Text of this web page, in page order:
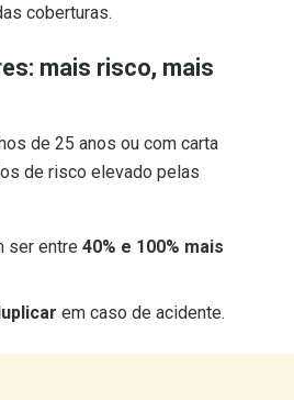
coberturas.
mais risco, mais
de 25 anos ou com carta
de risco elevado pelas
ser entre40% e 100% mais
em caso de acidente.